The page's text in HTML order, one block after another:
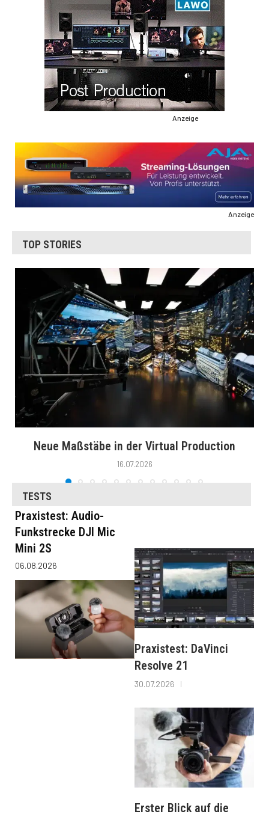
Anzeige
Anzeige
TOP STORIES
Neue Maßstäbe in der Virtual Production
16.07.2026
TESTS
Praxistest: Audio-
Funkstrecke DJI Mic
Mini 2S
06.08.2026
Praxistest: DaVinci
Resolve 21
30.07.2026
Erster Blick auf die